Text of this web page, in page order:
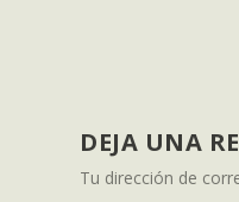
DEJA UNA
Tu dirección de